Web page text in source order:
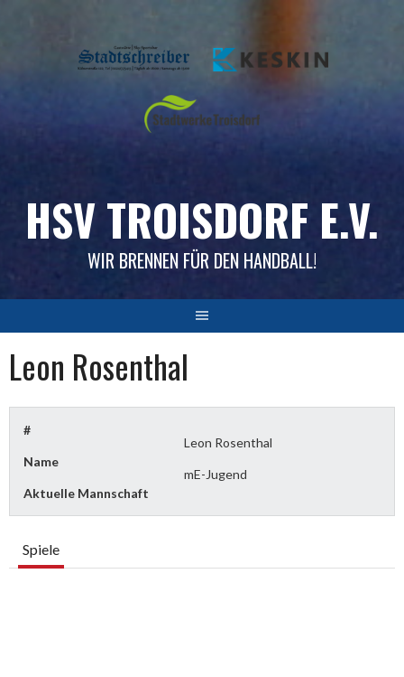
HSV TROISDORF E.V.
WIR BRENNEN FÜR DEN HANDBALL!
Leon Rosenthal
#
Name
Leon Rosenthal
Aktuelle Mannschaft
mE-Jugend
Spiele